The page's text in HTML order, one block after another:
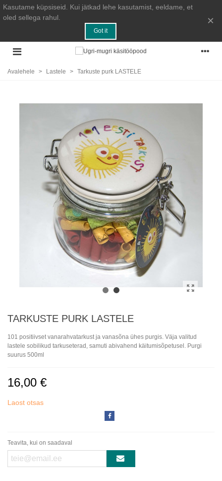
Kasutame küpsiseid. Kui jätkad lehe kasutamist, eeldame, et
oled sellega rahul.
Got it
×
Avalehele > Lastele > Tarkuste purk LASTELE
TARKUSTE PURK LASTELE
101 positiivset vanarahvatarkust ja vanasõna ühes purgis. Väja valitud
lastele sobilikud tarkuseterad, samuti abivahend käitumisõpetusel. Purgi
suurus 500ml
16,00 €
Laost otsas
Teavita, kui on saadaval